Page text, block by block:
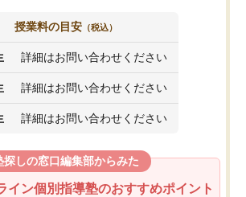
授業料の目安 （税込）
詳細はお問い合わせください
詳細はお問い合わせください
詳細はお問い合わせください
探しの窓口編集部からみた
イン個別指導塾のおすすめポイント